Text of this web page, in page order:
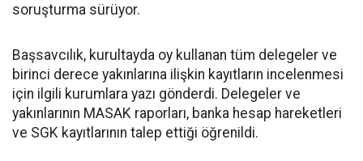
soruşturma sürüyor.
Başsavcılık, kurultayda oy kullanan tüm delegeler ve
birinci derece yakınlarına ilişkin kayıtların incelenmesi
için ilgili kurumlara yazı gönderdi. Delegeler ve
yakınlarının MASAK raporları, banka hesap hareketleri
ve SGK kayıtlarının talep ettiği öğrenildi.